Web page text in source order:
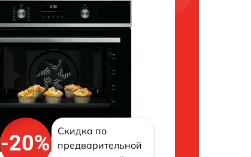
-20%
Скидка по
предварительной